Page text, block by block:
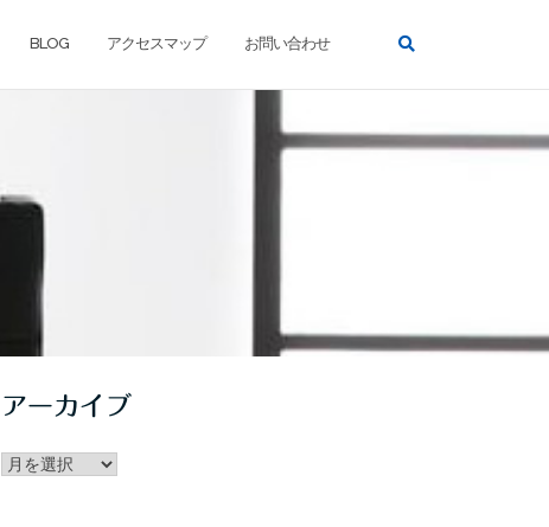
BLOG アクセスマップ お問い合わせ
アーカイブ
アー